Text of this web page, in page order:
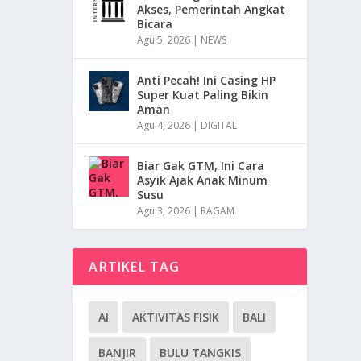
Akses, Pemerintah Angkat
Bicara
Agu 5, 2026 | NEWS
Anti Pecah! Ini Casing HP
Super Kuat Paling Bikin
Aman
Agu 4, 2026 | DIGITAL
Biar Gak GTM, Ini Cara
Asyik Ajak Anak Minum
Susu
Agu 3, 2026 | RAGAM
ARTIKEL TAG
AI AKTIVITAS FISIK BALI
BANJIR BULU TANGKIS